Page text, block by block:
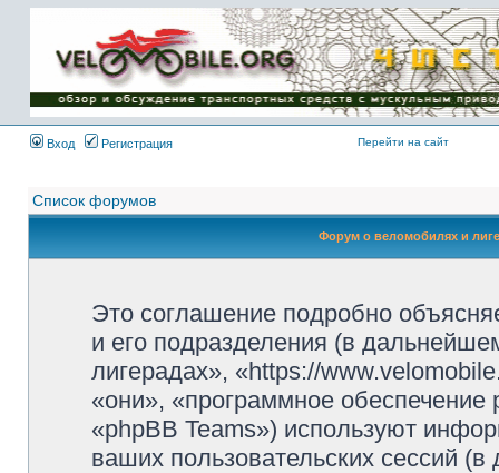
Имя пользователя:
Пароль:
{ LOG_ME_IN_SHORT
}
Вход
Регистрация Перейти на сайт
Список форумов
Форум о веломобилях и
Это соглашение подробно
и его подразделения (в
лигерадах», «https://
«они», «программное
«phpBB Teams») используют
ваших пользовательских сессий